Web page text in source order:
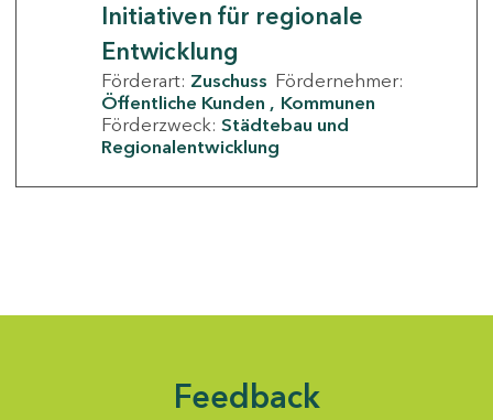
Initiativen für regionale
Entwicklung
Förderart: Zuschuss Fördernehmer:
Öffentliche Kunden
Kommunen
Förderzweck: Städtebau und
Regionalentwicklung
Feedback